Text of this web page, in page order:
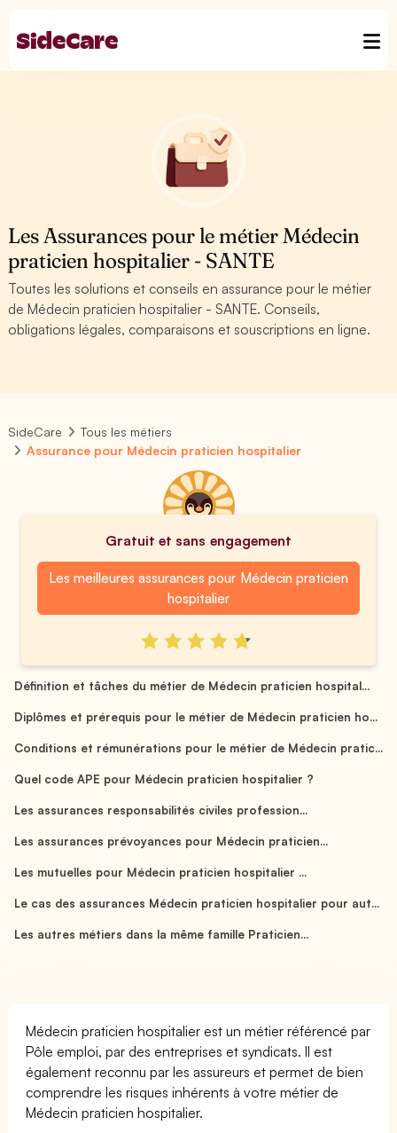
Les Assurances pour le métier Médecin
praticien hospitalier - SANTE
Toutes les solutions et conseils en assurance pour le métier
de Médecin praticien hospitalier - SANTE. Conseils,
obligations légales, comparaisons et souscriptions en ligne.
SideCare
Tous les métiers
Assurance pour Médecin praticien hospitalier
Gratuit et sans engagement
Les meilleures assurances pour Médecin praticien
hospitalier
Définition et tâches du métier de Médecin praticien hospital...
Diplômes et prérequis pour le métier de Médecin praticien ho...
Conditions et rémunérations pour le métier de Médecin pratic...
Quel code APE pour Médecin praticien hospitalier ?
Les assurances responsabilités civiles profession...
Les assurances prévoyances pour Médecin praticien...
Les mutuelles pour Médecin praticien hospitalier ...
Le cas des assurances Médecin praticien hospitalier pour aut...
Les autres métiers dans la même famille Praticien...
Médecin praticien hospitalier est un métier référencé par
Pôle emploi, par des entreprises et syndicats. Il est
également reconnu par les assureurs et permet de bien
comprendre les risques inhérents à votre métier de
Médecin praticien hospitalier.